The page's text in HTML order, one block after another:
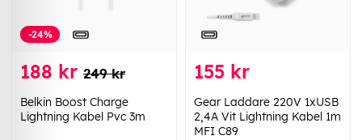
-24%
188 kr 249 kr
Belkin Boost Charge
Lightning Kabel Pvc 3m
155 kr
Gear Laddare 220V 1xUSB
2,4A Vit Lightning Kabel 1m
MFI C89